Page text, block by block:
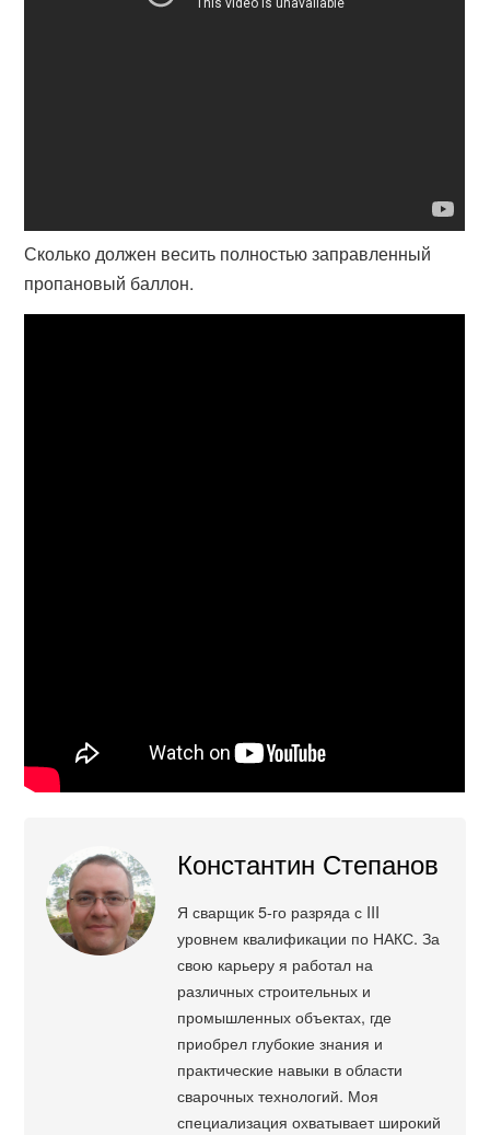
Сколько должен весить полностью заправленный
пропановый баллон.
Константин Степанов
Я сварщик 5-го разряда с III
уровнем квалификации по НАКС. За
свою карьеру я работал на
различных строительных и
промышленных объектах, где
приобрел глубокие знания и
практические навыки в области
сварочных технологий. Моя
специализация охватывает широкий